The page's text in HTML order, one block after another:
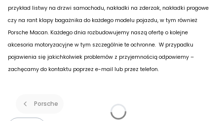
przykład listwy na drzwi samochodu, nakładki na zderzak, nakładki progowe
czy na rant klapy bagażnika do każdego modelu pojazdu, w tym również
Porsche Macan. Każdego dnia rozbudowujemy naszą ofertę o kolejne
akcesoria motoryzacyjne w tym szczególnie te ochronne. W przypadku
pojawienia się jakichkolwiek problemów z przyjemnością odpowiemy –
zachęcamy do kontaktu poprzez e-mail lub przez telefon.
Porsche